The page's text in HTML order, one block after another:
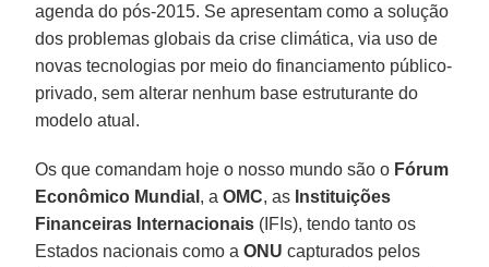
agenda do pós-2015. Se apresentam como a solução
dos problemas globais da crise climática, via uso de
novas tecnologias por meio do financiamento público-
privado, sem alterar nenhum base estruturante do
modelo atual.
Os que comandam hoje o nosso mundo são o Fórum
Econômico Mundial , aOMC, as Instituições
Financeiras Internacionais (IFIs), tendo tanto os
Estados nacionais como aONU capturados pelos